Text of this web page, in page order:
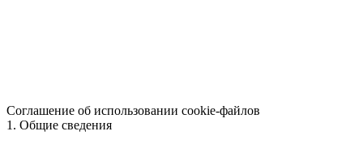
Соглашение об использовании cookie-файлов
1. Общие сведения